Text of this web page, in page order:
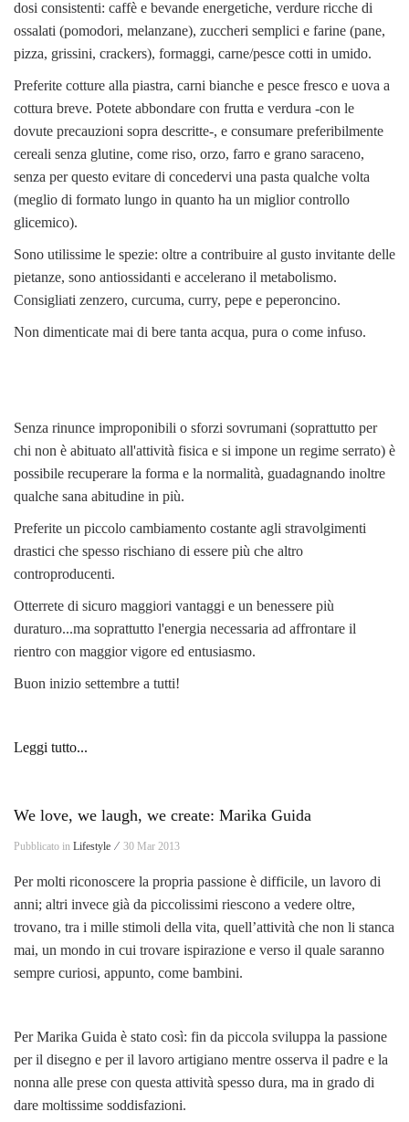
dosi consistenti: caffè e bevande energetiche, verdure ricche di
ossalati (pomodori, melanzane), zuccheri semplici e farine (pane,
pizza, grissini, crackers), formaggi, carne/pesce cotti in umido.
Preferite cotture alla piastra, carni bianche e pesce fresco e uova a
cottura breve. Potete abbondare con frutta e verdura -con le
dovute precauzioni sopra descritte-, e consumare preferibilmente
cereali senza glutine, come riso, orzo, farro e grano saraceno,
senza per questo evitare di concedervi una pasta qualche volta
(meglio di formato lungo in quanto ha un miglior controllo
glicemico).
Sono utilissime le spezie: oltre a contribuire al gusto invitante delle
pietanze, sono antiossidanti e accelerano il metabolismo.
Consigliati zenzero, curcuma, curry, pepe e peperoncino.
Non dimenticate mai di bere tanta acqua, pura o come infuso.
Senza rinunce improponibili o sforzi sovrumani (soprattutto per
chi non è abituato all'attività fisica e si impone un regime serrato) è
possibile recuperare la forma e la normalità, guadagnando inoltre
qualche sana abitudine in più.
Preferite un piccolo cambiamento costante agli stravolgimenti
drastici che spesso rischiano di essere più che altro
controproducenti.
Otterrete di sicuro maggiori vantaggi e un benessere più
duraturo...ma soprattutto l'energia necessaria ad affrontare il
rientro con maggior vigore ed entusiasmo.
Buon inizio settembre a tutti!
Leggi tutto...
We love, we laugh, we create: Marika Guida
Pubblicato in Lifestyle ⁄ 30 Mar 2013
Per molti riconoscere la propria passione è difficile, un lavoro di
anni; altri invece già da piccolissimi riescono a vedere oltre,
trovano, tra i mille stimoli della vita, quell’attività che non li stanca
mai, un mondo in cui trovare ispirazione e verso il quale saranno
sempre curiosi, appunto, come bambini.
Per Marika Guida è stato così: fin da piccola sviluppa la passione
per il disegno e per il lavoro artigiano mentre osserva il padre e la
nonna alle prese con questa attività spesso dura, ma in grado di
dare moltissime soddisfazioni.